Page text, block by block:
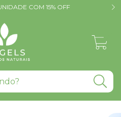
COM 15% OFF